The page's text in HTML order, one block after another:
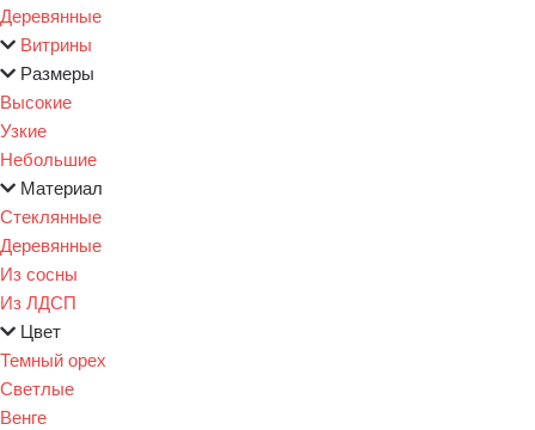
Деревянные
Витрины
Размеры
Высокие
Узкие
Небольшие
Материал
Стеклянные
Деревянные
Из сосны
Из ЛДСП
Цвет
Темный орех
Светлые
Венге